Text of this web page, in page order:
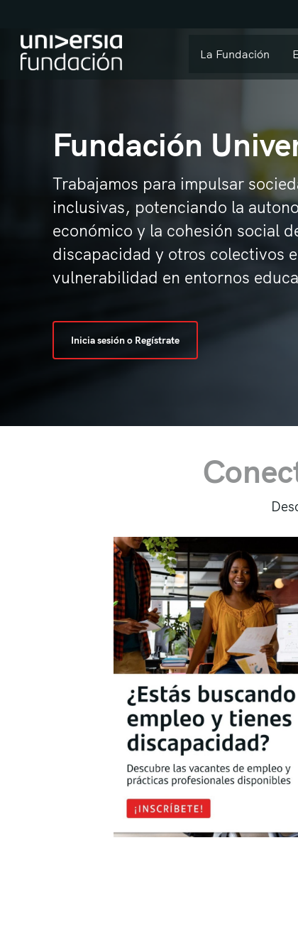
La Fundación
Fundación
Trabajamos para impulsar
inclusivas, potenciando la
económico y la cohesión social
discapacidad y otros colectivos
vulnerabilidad en entornos
Inicia sesión o Regístrate